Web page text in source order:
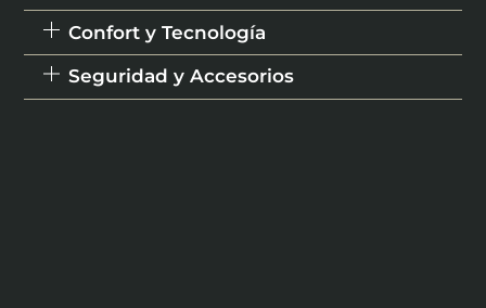
Confort y Tecnología
Seguridad y Accesorios